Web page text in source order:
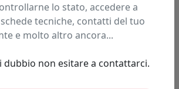
lo stato, accedere a
tecniche, contatti del tuo
e molto altro ancora...
dubbio non esitare a contattarci.